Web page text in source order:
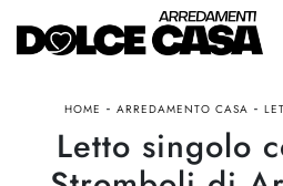
HOME - ARREDAMENTO CASA -
Letto singolo